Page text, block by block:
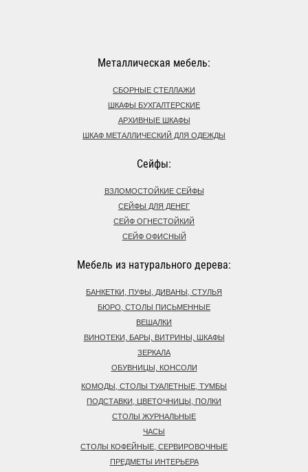
Металлическая мебель:
СБОРНЫЕ СТЕЛЛАЖИ
ШКАФЫ БУХГАЛТЕРСКИЕ
АРХИВНЫЕ ШКАФЫ
ШКАФ МЕТАЛЛИЧЕСКИЙ ДЛЯ ОДЕЖДЫ
Сейфы:
ВЗЛОМОСТОЙКИЕ СЕЙФЫ
СЕЙФЫ ДЛЯ ДЕНЕГ
СЕЙФ ОГНЕСТОЙКИЙ
СЕЙФ ОФИСНЫЙ
Мебель из натурального дерева:
БАНКЕТКИ, ПУФЫ, ДИВАНЫ, СТУЛЬЯ
БЮРО, СТОЛЫ ПИСЬМЕННЫЕ
ВЕШАЛКИ
ВИНОТЕКИ, БАРЫ, ВИТРИНЫ, ШКАФЫ
ЗЕРКАЛА
ОБУВНИЦЫ, КОНСОЛИ
КОМОДЫ, СТОЛЫ ТУАЛЕТНЫЕ, ТУМБЫ
ПОДСТАВКИ, ЦВЕТОЧНИЦЫ, ПОЛКИ
СТОЛЫ ЖУРНАЛЬНЫЕ
ЧАСЫ
СТОЛЫ КОФЕЙНЫЕ, СЕРВИРОВОЧНЫЕ
ПРЕДМЕТЫ ИНТЕРЬЕРА